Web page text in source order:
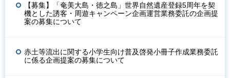
【募集】「奄美大島・徳之島」世界自然遺産登録5周年を契
機とした誘客・周遊キャンペーン企画運営業務委託の企画提
案の募集について
赤土等流出に関する小学生向け普及啓発小冊子作成業務委託
に係る企画提案の募集について